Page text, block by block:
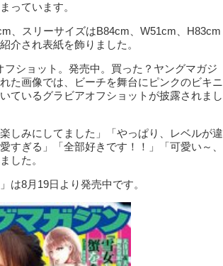
っています。
、スリーサイズはB84cm、W51cm、H83cm
介され表紙を飾りました。
ショット。発売中。買った？ヤングマガジ
た画像では、ビーチを舞台にピンクのビキニ
ているグラビアオフショットが披露されまし
しみにしてました」「やっぱり、レベルが違
すぎる」「全部好きです！！」「可愛い～、
した。
は8月19日より発売中です。